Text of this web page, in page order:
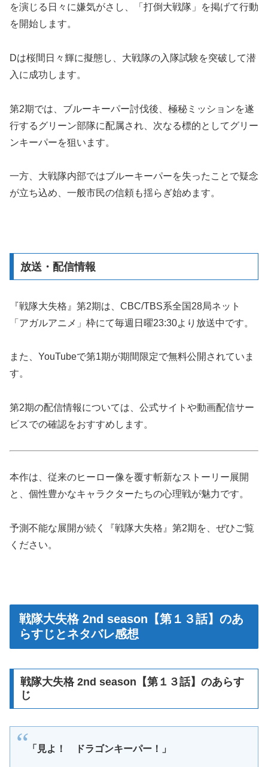
を演じる日々に嫌気がさし、「打倒大戦隊」を掲げて行動
を開始します。
Dは桜間日々輝に擬態し、大戦隊の入隊試験を突破して潜
入に成功します。
第2期では、ブルーキーパー討伐後、極秘ミッションを遂
行するグリーン部隊に配属され、次なる標的としてグリー
ンキーパーを狙います。
一方、大戦隊内部ではブルーキーパーを失ったことで疑念
が立ち込め、一般市民の信頼も揺らぎ始めます。
放送・配信情報
『戦隊大失格』第2期は、CBC/TBS系全国28局ネット
「アガルアニメ」枠にて毎週日曜23:30より放送中です。
また、YouTubeで第1期が期間限定で無料公開されていま
す。
第2期の配信情報については、公式サイトや動画配信サー
ビスでの確認をおすすめします。
本作は、従来のヒーロー像を覆す斬新なストーリー展開
と、個性豊かなキャラクターたちの心理戦が魅力です。
予測不能な展開が続く『戦隊大失格』第2期を、ぜひご覧
ください。
戦隊大失格 2nd season【第１３話】のあ
らすじとネタバレ感想
戦隊大失格 2nd season【第１３話】のあらす
じ
「見よ！ ドラゴンキーパー！」